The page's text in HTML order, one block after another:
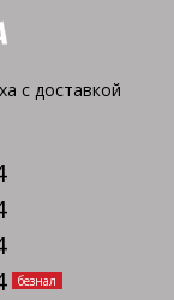
с доставкой
безнал